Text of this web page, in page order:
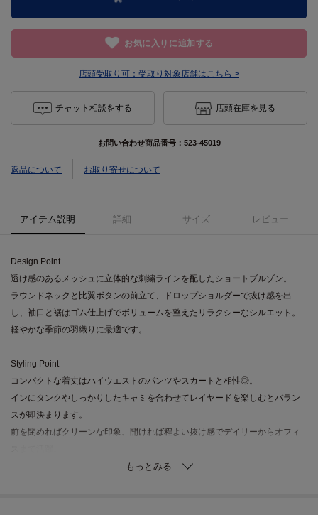
お気に入りに追加する
店頭受取り可： 受取り対象店舗はこちら >
チャット相談をする 店頭在庫を見る
お問い合わせ商品番号： 523-45019
返品について お取り寄せについて
アイテム説明 詳細 サイズ レビュー
Design Point
透け感のあるメッシュに立体的な刺繍ラインを配したショートブルゾン。
ラウンドネックと比翼ボタンの前立て、ドロップショルダーで抜け感を出
し、袖口と裾はゴム仕上げでボリュームを整えたリラクシーなシルエット。
軽やかな季節の羽織りに最適です。
Styling Point
コンパクトな着丈はハイウエストのパンツやスカートと相性◎。
インにタンクやしっかりしたキャミを合わせてレイヤードを楽しむとバラン
スが即決まります。
前を閉めればクリーンな印象、開ければ程よい抜け感でデイリーからオフィ